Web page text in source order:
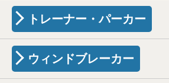
トレーナー・パーカー
ウィンドブレーカー